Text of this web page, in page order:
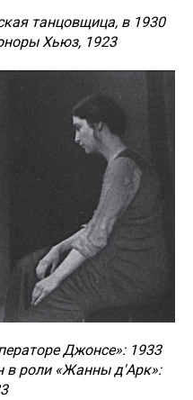
танцовщица, в 1930
Хьюз, 1923
Джонсе»: 1933
в роли «Жанны д'Арк»: